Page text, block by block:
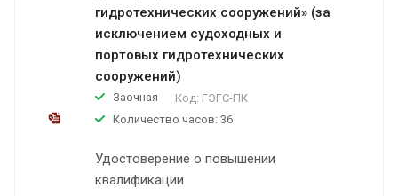
гидротехнических сооружений» (за
исключением судоходных и
портовых гидротехнических
сооружений)
Заочная Код: ГЭГС-ПК
Количество часов: 36
Удостоверение о повышении
квалификации